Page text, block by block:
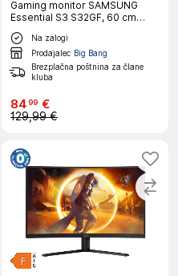
Gaming monitor SAMSUNG
Essential S3 S32GF, 60 cm
(24"), IPS, FHD, 5 ms, 120 Mhz, 2
X HDMINa zalogi
Prodajalec Big Bang
Brezplačna poštnina za člane
kluba
8499 €
129,99 €